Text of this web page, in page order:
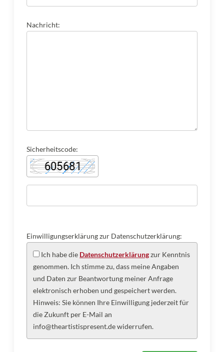
Nachricht:
Sicherheitscode:
Einwilligungserklärung zur Datenschutzerklärung:
Ich habe die Datenschutzerklärungzur Kenntnis
genommen. Ich stimme zu, dass meine Angaben
und Daten zur Beantwortung meiner Anfrage
elektronisch erhoben und gespeichert werden.
Hinweis: Sie können Ihre Einwilligung jederzeit für
die Zukunft per E-Mail an
info@theartistispresent.de widerrufen.